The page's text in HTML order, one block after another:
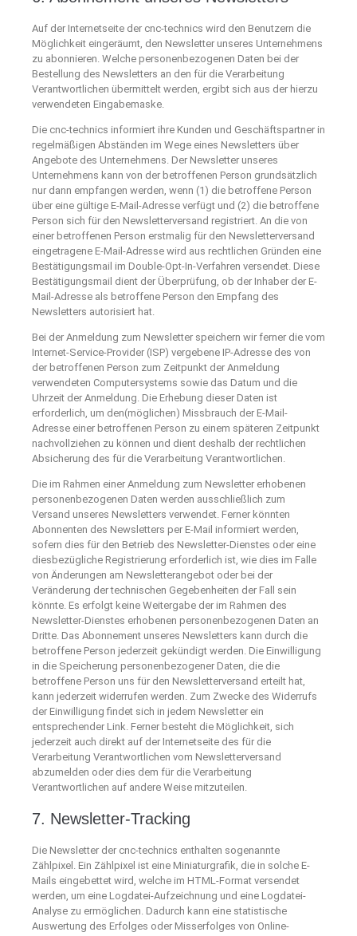
Auf der Internetseite der cnc-technics wird den Benutzern die
Möglichkeit eingeräumt, den Newsletter unseres Unternehmens
zu abonnieren. Welche personenbezogenen Daten bei der
Bestellung des Newsletters an den für die Verarbeitung
Verantwortlichen übermittelt werden, ergibt sich aus der hierzu
verwendeten Eingabemaske.
Die cnc-technics informiert ihre Kunden und Geschäftspartner in
regelmäßigen Abständen im Wege eines Newsletters über
Angebote des Unternehmens. Der Newsletter unseres
Unternehmens kann von der betroffenen Person grundsätzlich
nur dann empfangen werden, wenn (1) die betroffene Person
über eine gültige E-Mail-Adresse verfügt und (2) die betroffene
Person sich für den Newsletterversand registriert. An die von
einer betroffenen Person erstmalig für den Newsletterversand
eingetragene E-Mail-Adresse wird aus rechtlichen Gründen eine
Bestätigungsmail im Double-Opt-In-Verfahren versendet. Diese
Bestätigungsmail dient der Überprüfung, ob der Inhaber der E-
Mail-Adresse als betroffene Person den Empfang des
Newsletters autorisiert hat.
Bei der Anmeldung zum Newsletter speichern wir ferner die vom
Internet-Service-Provider (ISP) vergebene IP-Adresse des von
der betroffenen Person zum Zeitpunkt der Anmeldung
verwendeten Computersystems sowie das Datum und die
Uhrzeit der Anmeldung. Die Erhebung dieser Daten ist
erforderlich, um den(möglichen) Missbrauch der E-Mail-
Adresse einer betroffenen Person zu einem späteren Zeitpunkt
nachvollziehen zu können und dient deshalb der rechtlichen
Absicherung des für die Verarbeitung Verantwortlichen.
Die im Rahmen einer Anmeldung zum Newsletter erhobenen
personenbezogenen Daten werden ausschließlich zum
Versand unseres Newsletters verwendet. Ferner könnten
Abonnenten des Newsletters per E-Mail informiert werden,
sofern dies für den Betrieb des Newsletter-Dienstes oder eine
diesbezügliche Registrierung erforderlich ist, wie dies im Falle
von Änderungen am Newsletterangebot oder bei der
Veränderung der technischen Gegebenheiten der Fall sein
könnte. Es erfolgt keine Weitergabe der im Rahmen des
Newsletter-Dienstes erhobenen personenbezogenen Daten an
Dritte. Das Abonnement unseres Newsletters kann durch die
betroffene Person jederzeit gekündigt werden. Die Einwilligung
in die Speicherung personenbezogener Daten, die die
betroffene Person uns für den Newsletterversand erteilt hat,
kann jederzeit widerrufen werden. Zum Zwecke des Widerrufs
der Einwilligung findet sich in jedem Newsletter ein
entsprechender Link. Ferner besteht die Möglichkeit, sich
jederzeit auch direkt auf der Internetseite des für die
Verarbeitung Verantwortlichen vom Newsletterversand
abzumelden oder dies dem für die Verarbeitung
Verantwortlichen auf andere Weise mitzuteilen.
7. Newsletter-Tracking
Die Newsletter der cnc-technics enthalten sogenannte
Zählpixel. Ein Zählpixel ist eine Miniaturgrafik, die in solche E-
Mails eingebettet wird, welche im HTML-Format versendet
werden, um eine Logdatei-Aufzeichnung und eine Logdatei-
Analyse zu ermöglichen. Dadurch kann eine statistische
Auswertung des Erfolges oder Misserfolges von Online-